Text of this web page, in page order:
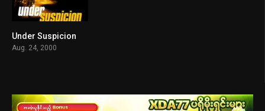
6.4
Under Suspicion
Aug. 24, 2000